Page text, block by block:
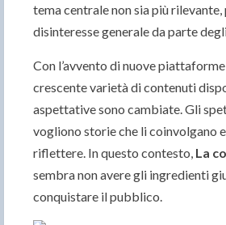
tema centrale non sia più
disinteresse generale da parte
Con l’avvento di nuove
crescente varietà di contenuti
aspettative sono cambiate. Gli
vogliono storie che li coinvolgano
riflettere. In questo contesto, La
sembra non avere gli ingredienti
conquistare il pubblico.